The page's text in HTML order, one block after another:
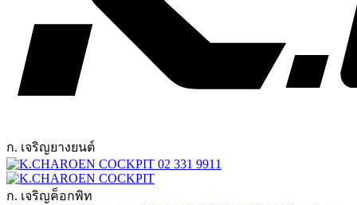
ก. เจริญยางยนต์
02 331 9911
ก. เจริญค็อกพิท